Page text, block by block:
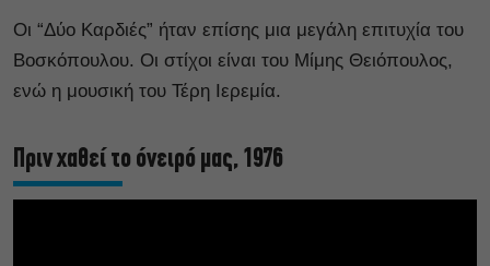
Οι “Δύο Καρδιές” ήταν επίσης μια μεγάλη επιτυχία του
Βοσκόπουλου. Οι στίχοι είναι του Μίμης Θειόπουλος,
ενώ η μουσική του Τέρη Ιερεμία.
Πριν χαθεί το όνειρό μας, 1976